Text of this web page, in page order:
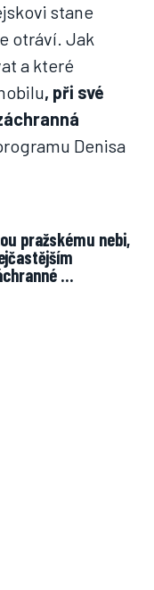
stane
otráví. Jak
a které
, při své
Denisa
…